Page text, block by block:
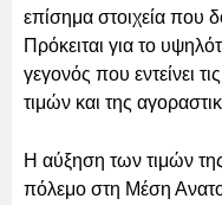
επίσημα στοιχεία που
Πρόκειται για το
γεγονός που εντείνει
τιμών και της
Η αύξηση των τιμών
πόλεμο στη Μέση